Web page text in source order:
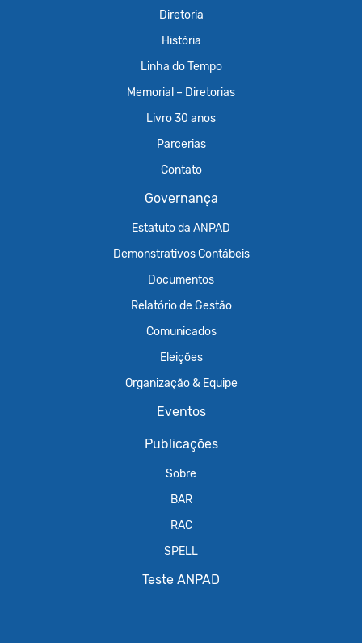
Diretoria
História
Linha do Tempo
Memorial – Diretorias
Livro 30 anos
Parcerias
Contato
Governança
Estatuto da ANPAD
Demonstrativos Contábeis
Documentos
Relatório de Gestão
Comunicados
Eleições
Organização & Equipe
Eventos
Publicações
Sobre
BAR
RAC
SPELL
Teste ANPAD